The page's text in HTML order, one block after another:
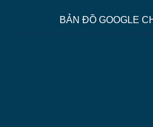
BẢN ĐỒ GOOGLE